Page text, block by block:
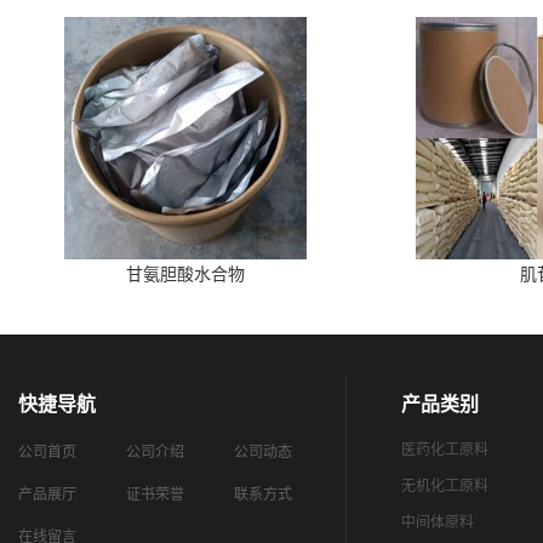
甘氨胆酸水合物 肌
快捷导航
公司首页 公司介绍 公司动态
产品展厅 证书荣誉 联系方式
在线留言
产品类别
医药化工原料
无机化工原料
中间体原料